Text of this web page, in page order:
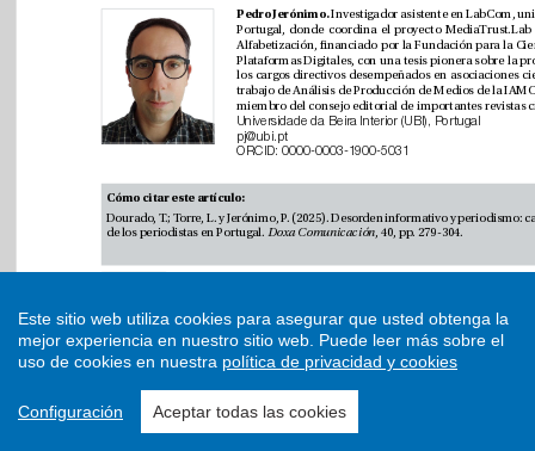
Este sitio web utiliza cookies para asegurar que usted obtenga la
mejor experiencia en nuestro sitio web. Puede leer más sobre el
uso de cookies en nuestra política de privacidad y cookies
Configuración Aceptar todas las cookies